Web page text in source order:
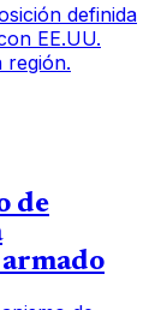
definida
EE.UU.
región.
de